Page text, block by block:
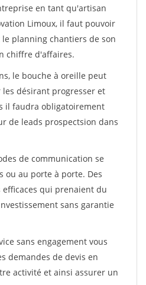
en tant qu'artisan
Limoux, il faut pouvoir
planning chantiers de son
chiffre d'affaires.
le bouche à oreille peut
désirant progresser et
il faudra obligatoirement
de leads prospectsion dans
de communication se
ou au porte à porte. Des
qui prenaient du
sans garantie
sans engagement vous
demandes de devis en
activité et ainsi assurer un